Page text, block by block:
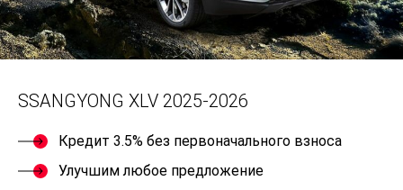
SSANGYONG XLV 2025-2026
Кредит 3.5% без первоначального взноса
Улучшим любое предложение